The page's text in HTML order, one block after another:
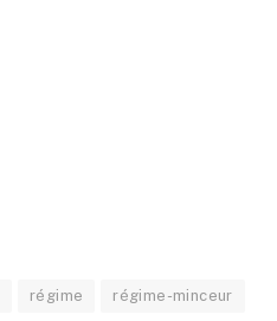
régime régime-minceur